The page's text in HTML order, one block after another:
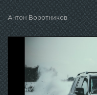
Антон Воротников